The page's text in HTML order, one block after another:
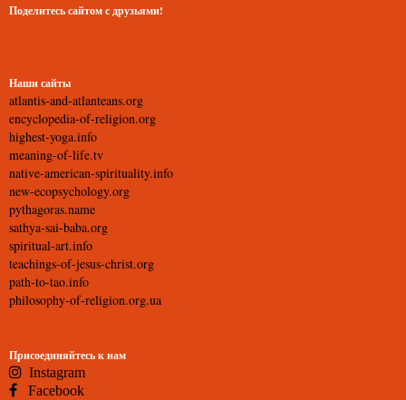
Поделитесь сайтом с друзьями!
Наши сайты
atlantis-and-atlanteans.org
encyclopedia-of-religion.org
highest-yoga.info
meaning-of-life.tv
native-american-spirituality.info
new-ecopsychology.org
pythagoras.name
sathya-sai-baba.org
spiritual-art.info
teachings-of-jesus-christ.org
path-to-tao.info
philosophy-of-religion.org.ua
Присоединяйтесь к нам
Instagram
Facebook